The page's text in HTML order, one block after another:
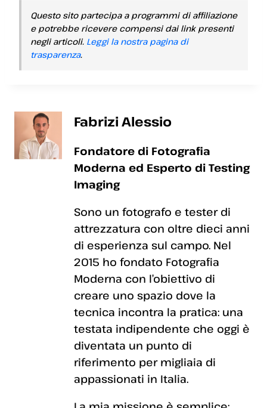
Questo sito partecipa a programmi di affiliazione
e potrebbe ricevere compensi dai link presenti
negli articoli. Leggi la nostra pagina di
trasparenza.
Fabrizi Alessio
Fondatore di Fotografia
Moderna ed Esperto di Testing
Imaging
Sono un fotografo e tester di
attrezzatura con oltre dieci anni
di esperienza sul campo. Nel
2015 ho fondato Fotografia
Moderna con l’obiettivo di
creare uno spazio dove la
tecnica incontra la pratica: una
testata indipendente che oggi è
diventata un punto di
riferimento per migliaia di
appassionati in Italia.